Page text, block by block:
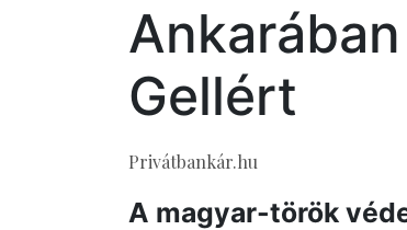
Gellért
Privátbankár.hu
A magyar-török